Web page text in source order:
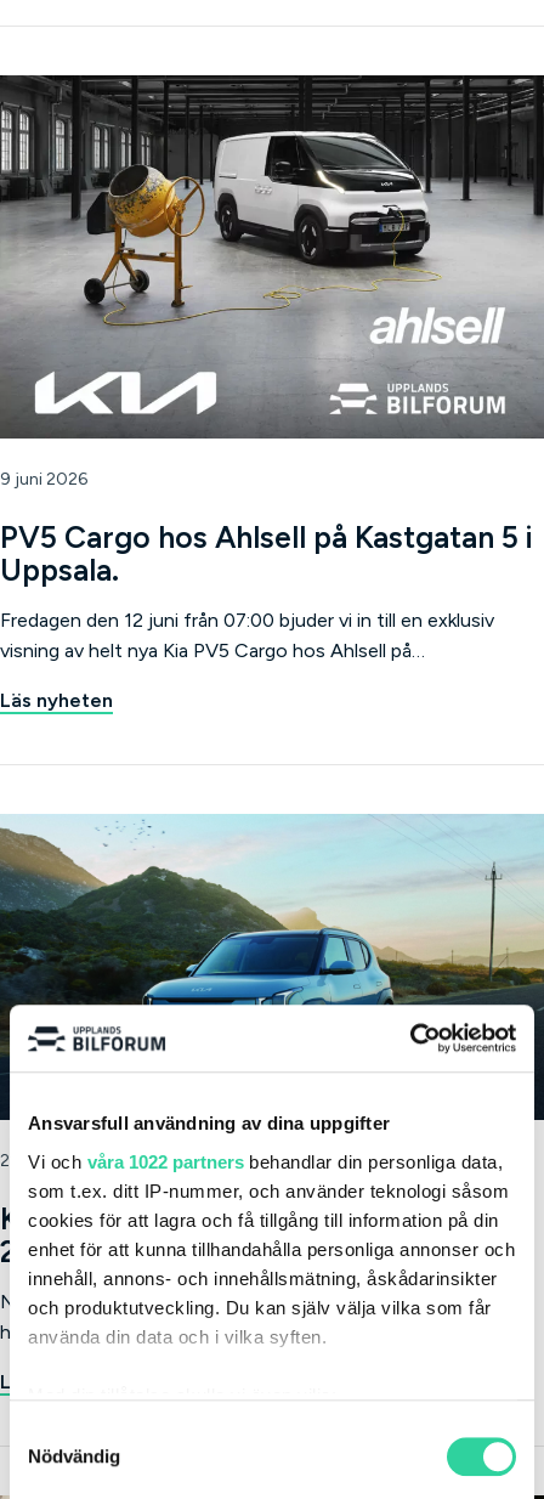
Ansvarsfull användning av dina uppgifter
Vi och våra 1022 partnersbehandlar din personliga data,
som t.ex. ditt IP-nummer, och använder teknologi såsom
cookies för att lagra och få tillgång till information på din
enhet för att kunna tillhandahålla personliga annonser och
innehåll, annons- och innehållsmätning, åskådarinsikter
och produktutveckling. Du kan själv välja vilka som får
använda din data och i vilka syften.
som kan ha en noggrannhet på upp till flera meter
Nödvändig
9 juni 2026
PV5 Cargo hos Ahlsell på Kastgatan 5 i
Uppsala.
Fredagen den 12 juni från 07:00 bjuder vi in till en exklusiv
visning av helt nya Kia PV5 Cargo hos Ahlsell på…
Läs nyheten
21 april 2026
Kia EV2 lanseras – lanseringshelg 25–
26 april!
Nu är väntan över! Kia EV2 är äntligen här – och den här
helgen firar vi lanseringen hos Upplands Bilforum. Kia EV2…
Läs nyheten